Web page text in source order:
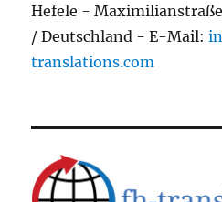
Hefele -
/ Deutschland - E-Mail:
translations.com